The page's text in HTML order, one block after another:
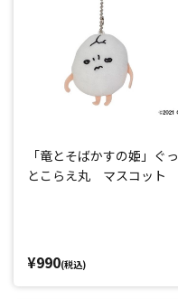
「竜とそばかすの姫」ぐっ
とこらえ丸 マスコット
¥990(税込)